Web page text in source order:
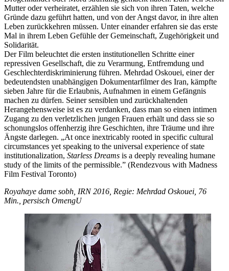
Mutter oder verheiratet, erzählen sie sich von ihren Taten, welche
Gründe dazu geführt hatten, und von der Angst davor, in ihre alten
Leben zurückkehren müssen. Unter einander erfahren sie das erste
Mal in ihrem Leben Gefühle der Gemeinschaft, Zugehörigkeit und
Solidarität.
Der Film beleuchtet die ersten institutionellen Schritte einer
repressiven Gesellschaft, die zu Verarmung, Entfremdung und
Geschlechterdiskriminierung führen. Mehrdad Oskouei, einer der
bedeutendsten unabhängigen Dokumentarfilmer des Iran, kämpfte
sieben Jahre für die Erlaubnis, Aufnahmen in einem Gefängnis
machen zu dürfen. Seiner sensiblen und zurückhaltenden
Herangehensweise ist es zu verdanken, dass man so einen intimen
Zugang zu den verletzlichen jungen Frauen erhält und dass sie so
schonungslos offenherzig ihre Geschichten, ihre Träume und ihre
Ängste darlegen. „At once inextricably rooted in specific cultural
circumstances yet speaking to the universal experience of state
institutionalization, Starless Dreams is a deeply revealing humane
study of the limits of the permissible.” (Rendezvous with Madness
Film Festival Toronto)
Royahaye dame sobh, IRN 2016, Regie: Mehrdad Oskouei, 76
Min., persisch OmengU